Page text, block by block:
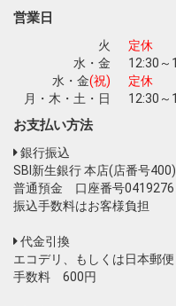
お買い物を続け
営業日
火
定休
水・金
12:30～
水・金(祝)
定休
月・木・土・日
12:30～
お支払い方法
銀行振込
SBI新生銀行 本店(店番号
普通預金 口座番号
振込手数料はお客様負担
代金引換
エコデリ、もしくは日本郵便
手数料 600円